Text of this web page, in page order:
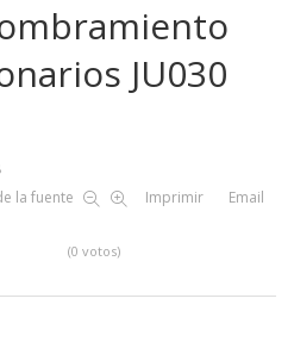
JU030
la fuente
Imprimir Email
(0 votos)